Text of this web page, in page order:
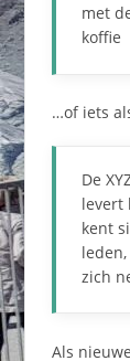
met
koffie
…of iets
De
levert
kent
zich
Als